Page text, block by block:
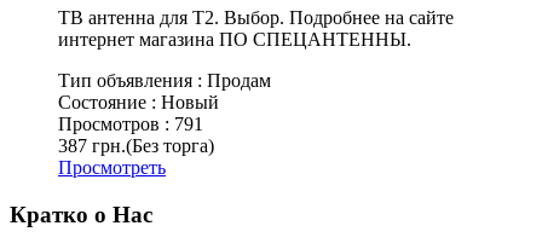
ТВ антенна для Т2. Выбор. Подробнее на сайте
интернет магазина ПО СПЕЦАНТЕННЫ.
Тип объявления : Продам
Состояние : Новый
Просмотров : 791
387 грн.(Без торга)
Просмотреть
Кратко о Нас